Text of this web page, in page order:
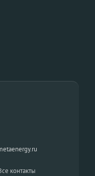
контакты